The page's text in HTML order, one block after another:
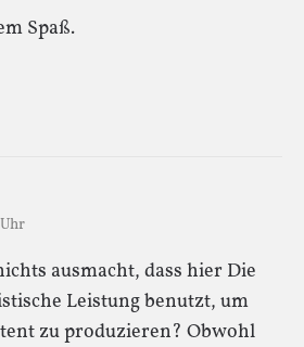
Spaß.
ausmacht, dass hier Die
Leistung benutzt, um
zu produzieren? Obwohl